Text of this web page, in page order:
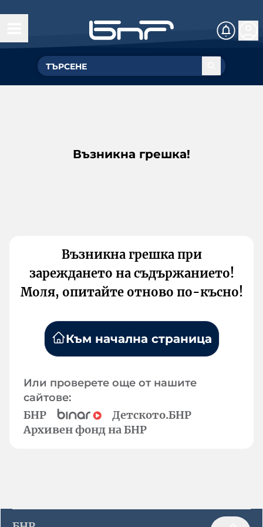
Възникна грешка!
Възникна грешка при
зареждането на съдържанието!
Моля, опитайте отново по-късно!
Към начална страница
Или проверете още от нашите
сайтове:
БНР
Детското.БНР
Архивен фонд на БНР